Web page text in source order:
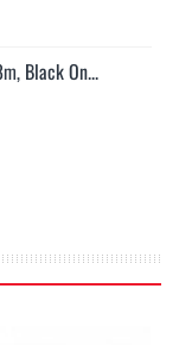
Black On...